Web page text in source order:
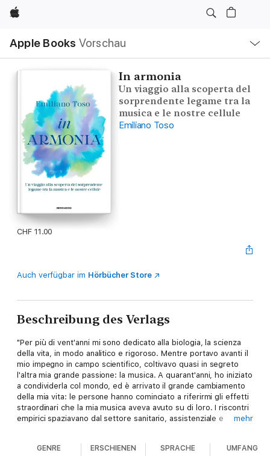
Apple
Apple Books Vorschau
Navigation
Menü
öffnen
In armonia
Un viaggio alla scoperta del
sorprendente legame tra la
musica e le nostre cellule
Emiliano Toso
CHF 11.00
Auch verfügbar im Hörbücher Store
Beschreibung des Verlags
"Per più di vent'anni mi sono dedicato alla biologia, la scienza
della vita, in modo analitico e rigoroso. Mentre portavo avanti il
mio impegno in campo scientifico, coltivavo quasi in segreto
l'altra mia grande passione: la musica. A quarant'anni, ho iniziato
a condividerla col mondo, ed è arrivato il grande cambiamento
della mia vita: le persone hanno cominciato a riferirmi gli effetti
straordinari che la mia musica aveva avuto su di loro. I riscontri
empirici spaziavano dal settore sanitario, assistenziale e
documentarmi e presto ho scoperto che biologia e musica
mehr
GENRE ERSCHIENEN SPRACHE UMFANG